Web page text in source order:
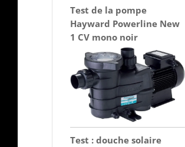
Test de la pompe
Hayward Powerline New
1 CV mono noir
Test : douche solaire